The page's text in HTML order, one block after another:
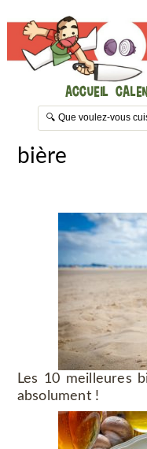
Accueil
bière
Les 10 meilleures
absolument !